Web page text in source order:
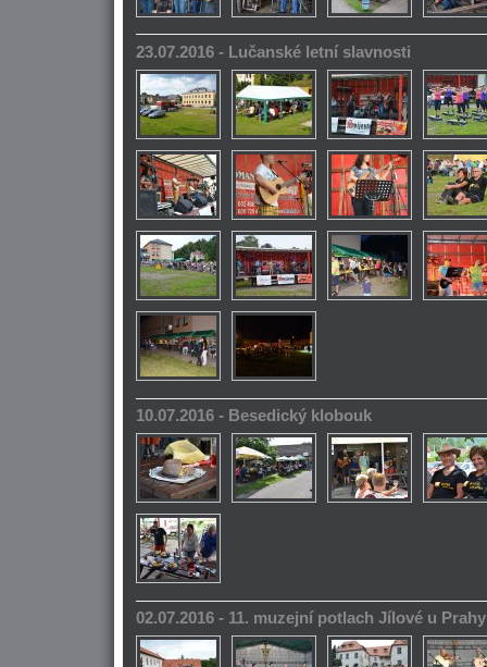
23.07.2016 - Lučanské letní slavnosti
10.07.2016 - Besedický klobouk
02.07.2016 - 11. muzejní potlach Jílové u Prahy